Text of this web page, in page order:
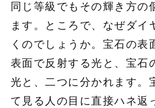
同じ等級でもその輝き方の
ます。ところで、なぜダイ
くのでしょうか。宝石の表
表面で反射する光と、宝石
光と、二つに分かれます。
て見る人の目に直接ハネ返